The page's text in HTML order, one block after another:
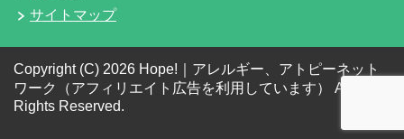
サイトマップ
Copyright (C) 2026 Hope!｜アレルギー、アトピーネット
ワーク（アフィリエイト広告を利用しています） All
Rights Reserved.